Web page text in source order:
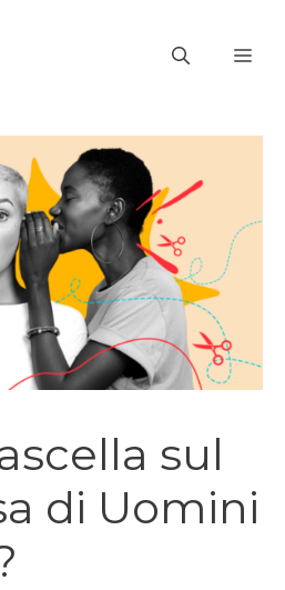
sul
di Uomini